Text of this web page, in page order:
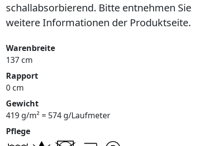
schallabsorbierend. Bitte entnehmen Sie
weitere Informationen der Produktseite.
Warenbreite
137 cm
Rapport
0 cm
Gewicht
419 g/m² = 574 g/Laufmeter
Pflege